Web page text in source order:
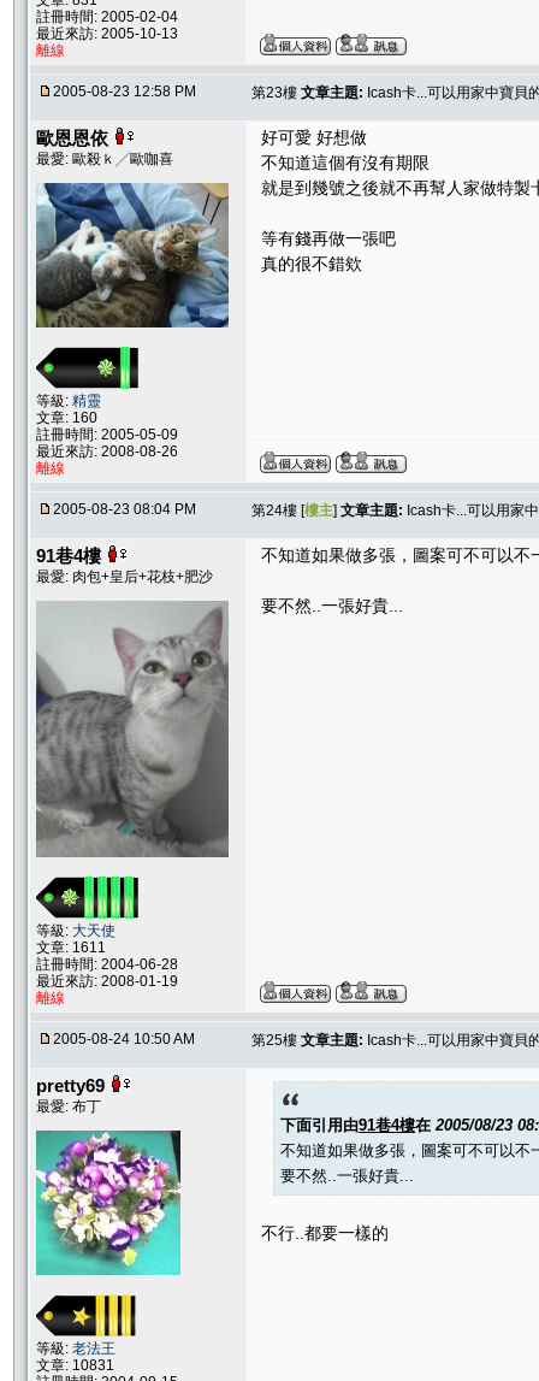
註冊時間: 2005-02-04
最近來訪: 2005-10-13
離線
2005-08-23 12:58 PM 第23樓 文章主題: Icash卡...可以用家中寶貝
歐恩恩依
最愛: 歐殺ｋ╱歐咖喜
等級: 精靈
文章: 160
註冊時間: 2005-05-09
最近來訪: 2008-08-26
離線
好可愛 好想做
不知道這個有沒有期限
就是到幾號之後就不再幫人家做特製
等有錢再做一張吧
真的很不錯欸
2005-08-23 08:04 PM 第24樓 [樓主] 文章主題: Icash卡...可以用家
91巷4樓
最愛: 肉包+皇后+花枝+肥沙
等級: 大天使
文章: 1611
註冊時間: 2004-06-28
最近來訪: 2008-01-19
離線
不知道如果做多張，圖案可不可以不
要不然..一張好貴...
2005-08-24 10:50 AM 第25樓 文章主題: Icash卡...可以用家中寶貝
pretty69
最愛: 布丁
等級: 老法王
文章: 10831
下面引用由91巷4樓在 2005/08/23
不知道如果做多張，圖案可不可以不
要不然..一張好貴...
不行..都要一樣的